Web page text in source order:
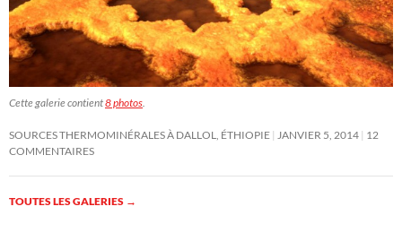
Cette galerie contient8 photos.
SOURCES THERMOMINÉRALES À DALLOL, ÉTHIOPIE JANVIER 5, 2014 12
COMMENTAIRES
TOUTES LES GALERIES →